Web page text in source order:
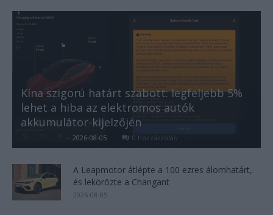
Kína szigorú határt szabott: legfeljebb 5%
lehet a hiba az elektromos autók
akkumulátor-kijelzőjén
- 2026-08-05 0 hozzászólás
A Leapmotor átlépte a 100 ezres álomhatárt,
és lekörözte a Changant
2026-08-05